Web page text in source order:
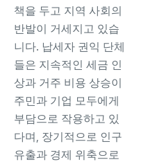
책을 두고 지역 사회의
반발이 거세지고 있습
니다. 납세자 권익 단체
들은 지속적인 세금 인
상과 거주 비용 상승이
주민과 기업 모두에게
부담으로 작용하고 있
다며, 장기적으로 인구
유출과 경제 위축으로